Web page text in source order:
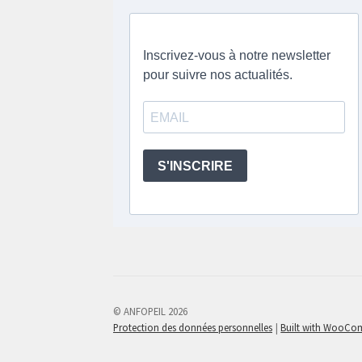
© ANFOPEIL 2026
Protection des données personnelles
Built with